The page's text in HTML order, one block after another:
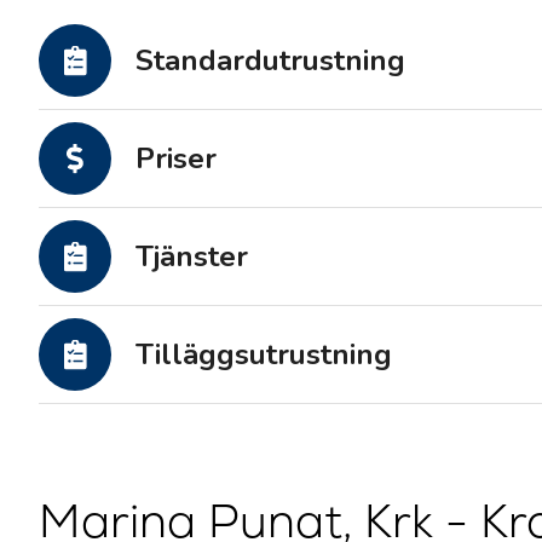
Standardutrustning
Priser
Tjänster
Tilläggsutrustning
Marina Punat, Krk -